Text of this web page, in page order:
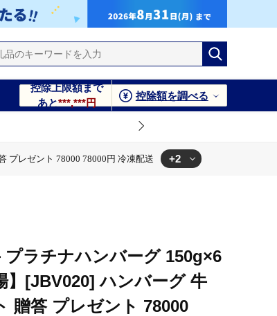
控除上限額まで
あと***,***円
控除額を調べる
プレゼント 78000 78000円 冷凍配送 +2
プラチナハンバーグ 150g×6
[JBV020] ハンバーグ 牛
贈答 プレゼント 78000